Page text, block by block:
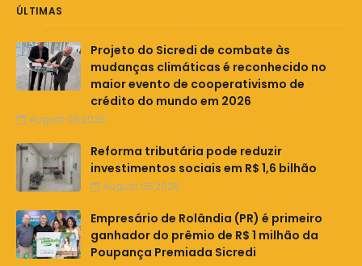
ÚLTIMAS
Projeto do Sicredi de combate às
mudanças climáticas é reconhecido no
maior evento de cooperativismo de
crédito do mundo em 2026
August 06,2026
Reforma tributária pode reduzir
investimentos sociais em R$ 1,6 bilhão
August 05,2026
Empresário de Rolândia (PR) é primeiro
ganhador do prêmio de R$ 1 milhão da
Poupança Premiada Sicredi